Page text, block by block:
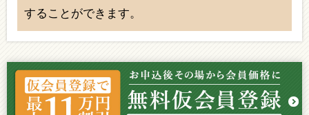
することができます。